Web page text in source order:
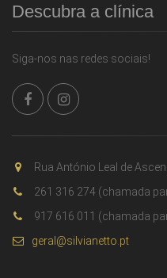
Descubra a clínica
Siga-nos nas redes sociais!
Rua António Leal de
261 316 274 (chamada
917 616 011 (chamada
geral@silvianetto.pt